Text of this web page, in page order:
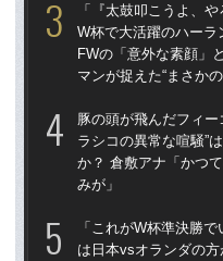
「『太鼓叩こうよ、
W杯で大活躍のハー
FWの「意外な素顔」
マンが捉えた“まさか
豚の頭が飛んだフィ
ラシコの異常な喧騒”
か？ 倉敷アナ「かつ
みが」
「これがW杯準決勝
は日本vsオランダの